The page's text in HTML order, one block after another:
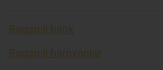
Raqamli bank
Raqamli hamyonlar